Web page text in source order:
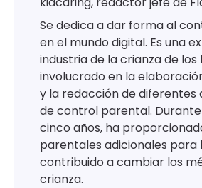
Se dedica a dar forma al
en el mundo digital. Es una
industria de la crianza de los
involucrado en la
y la redacción de diferentes
de control parental.
cinco años, ha
parentales adicionales para
contribuido a cambiar los
crianza.